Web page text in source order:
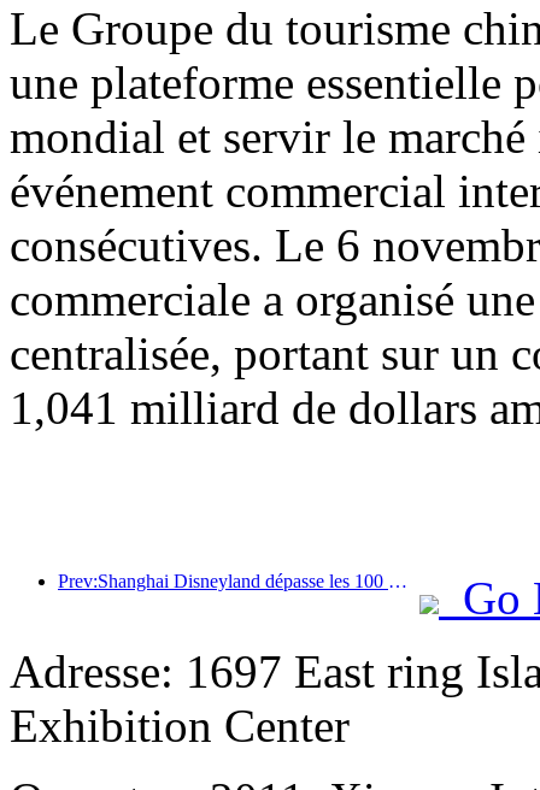
Le Groupe du tourisme
une plateforme essentielle
mondial et servir le
événement commercial
consécutives. Le 6
commerciale a organisé
centralisée, portant sur un
1,041 milliard de dollars
Prev:Shanghai Disneyland dépasse les 100 millions de visiteurs et s'agrandira avec un quatrième hôtel à thème.
Go
Adresse: 1697 East ring
Exhibition Center